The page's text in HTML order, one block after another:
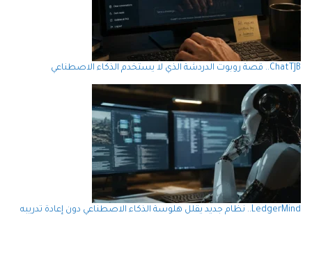
ChatTJB.. قصة روبوت الدردشة الذي لا يستخدم الذكاء الاصطناعي
LedgerMind.. نظام جديد يقلل هلوسة الذكاء الاصطناعي دون إعادة تدريبه